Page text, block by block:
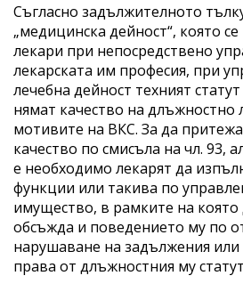
Съгласно задължителното
„медицинска дейност“, която
лекари при непосредствено
лекарската им професия, при
лечебна дейност техният
нямат качество на длъжностно
мотивите на ВКС. За да
качество по смисъла на чл. 93,
е необходимо лекарят да
функции или такива по
имущество, в рамките на
обсъжда и поведението му по
нарушаване на задължения
права от длъжностния му